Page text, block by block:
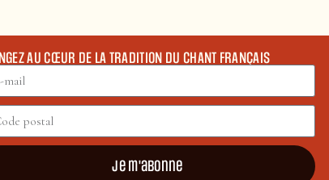
AU CŒUR DE LA TRADITION DU CHANT FRANÇAIS
Je m'abonne